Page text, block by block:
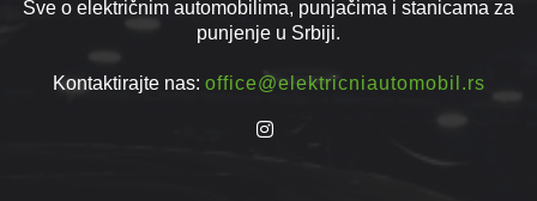
Sve o električnim automobilima, punjačima i stanicama za
punjenje u Srbiji.
Kontaktirajte nas: office@elektricniautomobil.rs